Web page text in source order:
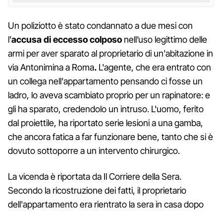
Un poliziotto è stato condannato a due mesi con
l’accusa di eccesso colposo nell’uso legittimo delle
armi per aver sparato al proprietario di un'abitazione in
via Antonimina a Roma. L'agente, che era entrato con
un collega nell'appartamento pensando ci fosse un
ladro, lo aveva scambiato proprio per un rapinatore: e
gli ha sparato, credendolo un intruso. L'uomo, ferito
dal proiettile, ha riportato serie lesioni a una gamba,
che ancora fatica a far funzionare bene, tanto che si è
dovuto sottoporre a un intervento chirurgico.
La vicenda è riportata da Il Corriere della Sera.
Secondo la ricostruzione dei fatti, il proprietario
dell'appartamento era rientrato la sera in casa dopo